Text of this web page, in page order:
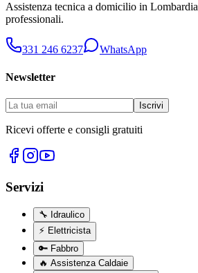
Assistenza tecnica a domicilio in Lombardia
professionali.
331 246 6237 WhatsApp
Newsletter
Iscrivi
Ricevi offerte e consigli gratuiti
Servizi
🔧 Idraulico
⚡ Elettricista
🔑 Fabbro
🔥 Assistenza Caldaie